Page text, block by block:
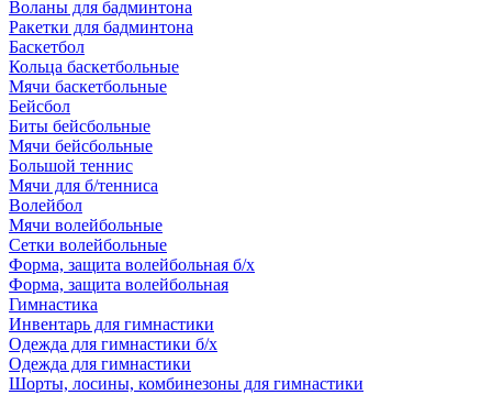
Воланы для бадминтона
Ракетки для бадминтона
Баскетбол
Кольца баскетбольные
Мячи баскетбольные
Бейсбол
Биты бейсбольные
Мячи бейсбольные
Большой теннис
Мячи для б/тенниса
Волейбол
Мячи волейбольные
Сетки волейбольные
Форма, защита волейбольная б/х
Форма, защита волейбольная
Гимнастика
Инвентарь для гимнастики
Одежда для гимнастики б/х
Одежда для гимнастики
Шорты, лосины, комбинезоны для гимнастики